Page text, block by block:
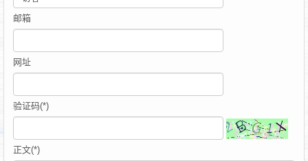
邮箱
网址
验证码(*)
正文(*)